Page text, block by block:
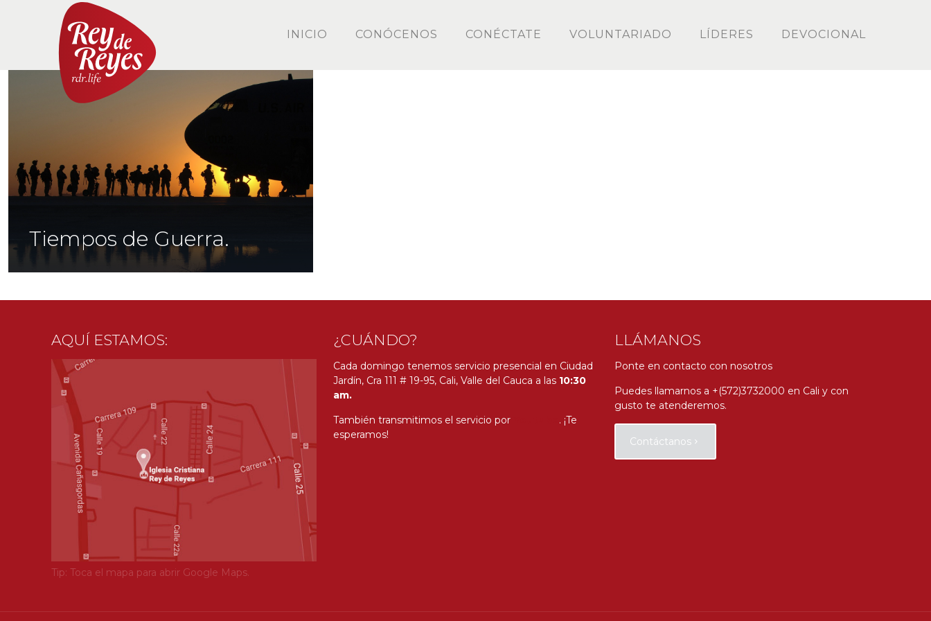
INICIO CONÓCENOS CONÉCTATE VOLUNTARIADO LÍDERES DEVOCIONAL
Tiempos de Guerra.
AQUÍ ESTAMOS:
Tip: Toca el mapa para abrir Google Maps.
¿CUÁNDO?
Cada domingo tenemos servicio presencial en Ciudad
Jardín, Cra 111 # 19-95, Cali, Valle del Cauca a las 10:30
am.
También transmitimos el servicio por
. ¡Te
esperamos!
LLÁMANOS
Ponte en contacto con nosotros
Puedes llamarnos a +(572)3732000 en Cali y con
gusto te atenderemos.
Contáctanos